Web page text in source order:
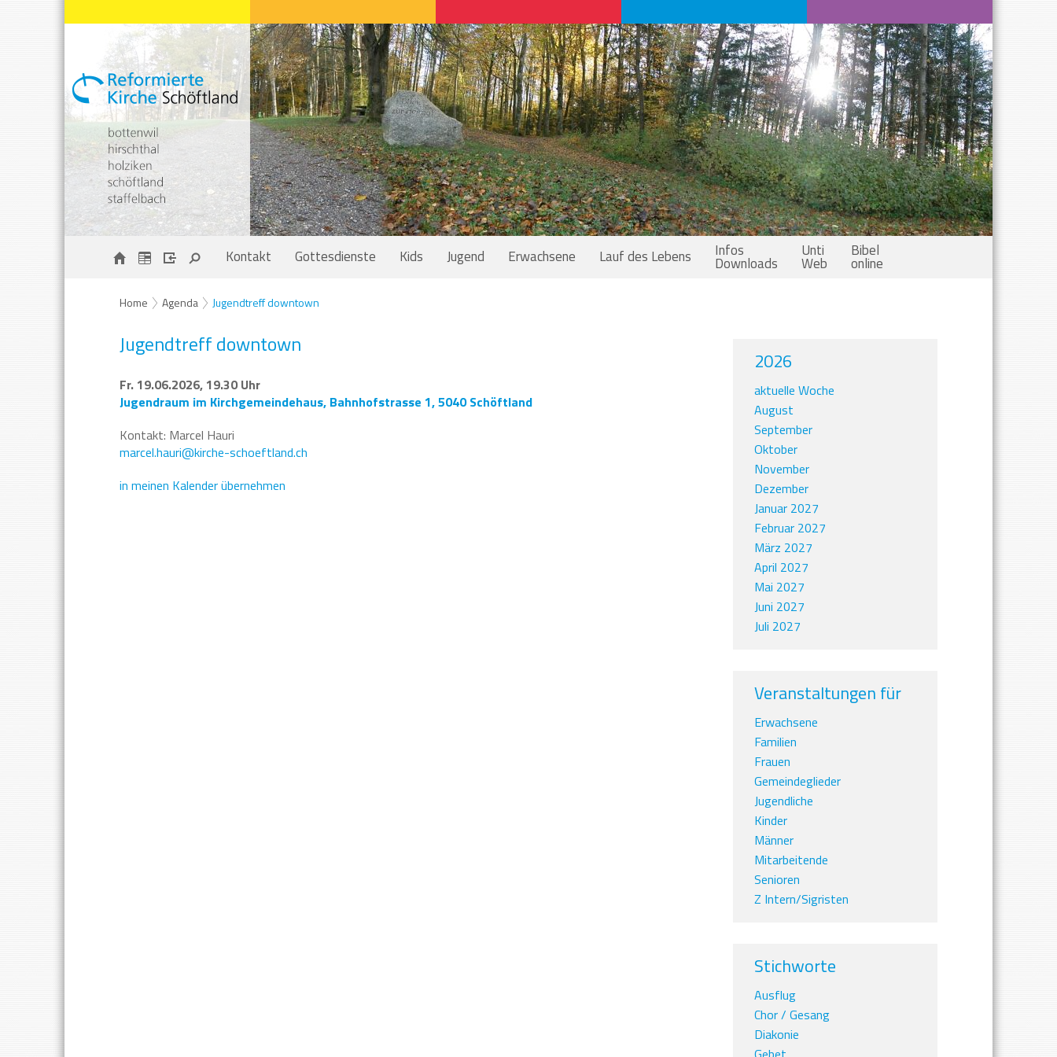
Kontakt Gottesdienste Kids Jugend Erwachsene Lauf des Lebens Infos
Downloads
Unti
Web
Bibel
online
Home Agenda Jugendtreff downtown
2026
aktuelle Woche
August
September
Oktober
November
Dezember
Januar 2027
Februar 2027
März 2027
April 2027
Mai 2027
Juni 2027
Juli 2027
Veranstaltungen für
Erwachsene
Familien
Frauen
Gemeindeglieder
Jugendliche
Kinder
Männer
Mitarbeitende
Senioren
Z Intern/Sigristen
Stichworte
Ausflug
Chor / Gesang
Diakonie
Jugendtreff downtown
Fr. 19.06.2026, 19.30 Uhr
Jugendraum im Kirchgemeindehaus, Bahnhofstrasse 1, 5040 Schöftland
Kontakt: Marcel Hauri
marcel.hauri@kirche-schoeftland.ch
in meinen Kalender übernehmen